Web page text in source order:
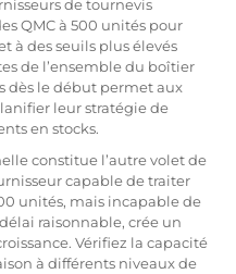
de tournevis
QMC à 500 unités pour
à des seuils plus élevés
de l’ensemble du boîtier
dès le début permet aux
leur stratégie de
en stocks.
constitue l’autre volet de
capable de traiter
unités, mais incapable de
raisonnable, crée un
Vérifiez la capacité
à différents niveaux de